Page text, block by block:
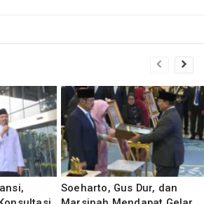
Soeharto, Gus Dur, dan